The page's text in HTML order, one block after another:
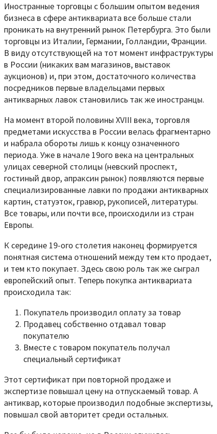
Иностранные торговцы с большим опытом ведения
бизнеса в сфере антиквариата все больше стали
проникать на внутренний рынок Петербурга. Это были
торговцы из Италии, Германии, Голландии, Франции.
В виду отсутствующей на тот момент инфраструктуры
в России (никаких вам магазинов, выставок
аукционов) и, при этом, достаточного количества
посредников первые владельцами первых
антикварных лавок становились так же иностранцы.
На момент второй половины XVIII века, торговля
предметами искусства в России велась фрагментарно
и набрала обороты лишь к концу означенного
периода. Уже в начале 19ого века на центральных
улицах северной столицы (невский проспект,
гостиный двор, апраксин рынок) появляются первые
специализированные лавки по продажи антикварных
картин, статуэток, гравюр, рукописей, литературы.
Все товары, или почти все, происходили из стран
Европы.
К середине 19-ого столетия наконец формируется
понятная система отношений между тем кто продает,
и тем кто покупает. Здесь свою роль так же сыграл
европейский опыт. Теперь покупка антиквариата
происходила так:
Покупатель производил оплату за товар
Продавец собственно отдавал товар
покупателю
Вместе с товаром покупатель получал
специальный сертификат
Этот сертификат при повторной продаже и
экспертизе повышал цену на отпускаемый товар. А
антиквар, которые производил подобные экспертизы,
повышал свой авторитет среди остальных.